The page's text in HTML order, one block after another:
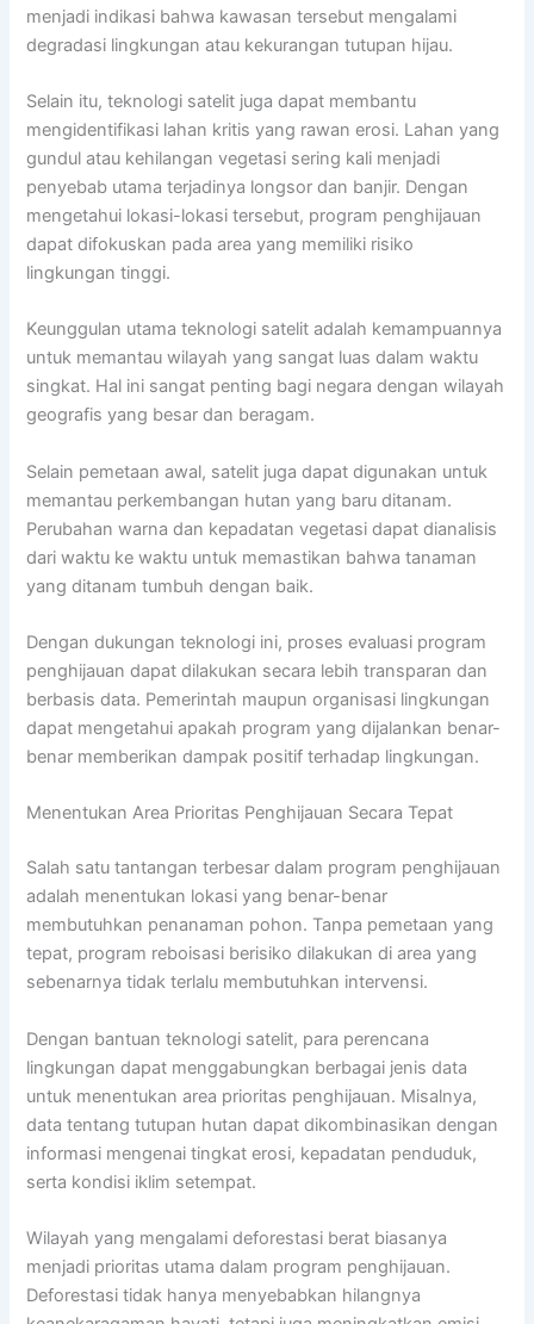
menjadi indikasi bahwa kawasan tersebut mengalami
degradasi lingkungan atau kekurangan tutupan hijau.
Selain itu, teknologi satelit juga dapat membantu
mengidentifikasi lahan kritis yang rawan erosi. Lahan yang
gundul atau kehilangan vegetasi sering kali menjadi
penyebab utama terjadinya longsor dan banjir. Dengan
mengetahui lokasi-lokasi tersebut, program penghijauan
dapat difokuskan pada area yang memiliki risiko
lingkungan tinggi.
Keunggulan utama teknologi satelit adalah kemampuannya
untuk memantau wilayah yang sangat luas dalam waktu
singkat. Hal ini sangat penting bagi negara dengan wilayah
geografis yang besar dan beragam.
Selain pemetaan awal, satelit juga dapat digunakan untuk
memantau perkembangan hutan yang baru ditanam.
Perubahan warna dan kepadatan vegetasi dapat dianalisis
dari waktu ke waktu untuk memastikan bahwa tanaman
yang ditanam tumbuh dengan baik.
Dengan dukungan teknologi ini, proses evaluasi program
penghijauan dapat dilakukan secara lebih transparan dan
berbasis data. Pemerintah maupun organisasi lingkungan
dapat mengetahui apakah program yang dijalankan benar-
benar memberikan dampak positif terhadap lingkungan.
Menentukan Area Prioritas Penghijauan Secara Tepat
Salah satu tantangan terbesar dalam program penghijauan
adalah menentukan lokasi yang benar-benar
membutuhkan penanaman pohon. Tanpa pemetaan yang
tepat, program reboisasi berisiko dilakukan di area yang
sebenarnya tidak terlalu membutuhkan intervensi.
Dengan bantuan teknologi satelit, para perencana
lingkungan dapat menggabungkan berbagai jenis data
untuk menentukan area prioritas penghijauan. Misalnya,
data tentang tutupan hutan dapat dikombinasikan dengan
informasi mengenai tingkat erosi, kepadatan penduduk,
serta kondisi iklim setempat.
Wilayah yang mengalami deforestasi berat biasanya
menjadi prioritas utama dalam program penghijauan.
Deforestasi tidak hanya menyebabkan hilangnya